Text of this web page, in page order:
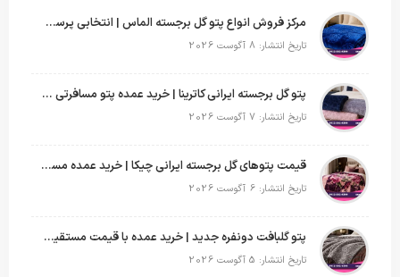
مرکز فروش انواع پتو گل برجسته الماس | انتخابی پرسود برای عمده‌فروشان
تاریخ انتشار: 8 آگوست 2026
پتو گل برجسته ایرانی کاترینا | خرید عمده پتو مسافرتی با قیمت تولیدی
تاریخ انتشار: 7 آگوست 2026
قیمت پتوهای گل برجسته ایرانی چیکا | خرید عمده مستقیم با سود بالا
تاریخ انتشار: 6 آگوست 2026
پتو گلبافت دونفره جدید | خرید عمده با قیمت مستقیم و طرح‌های پرفروش بازار
تاریخ انتشار: 5 آگوست 2026